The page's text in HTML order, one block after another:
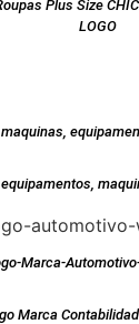
Plus Size
LOGO
Marca-
Marca